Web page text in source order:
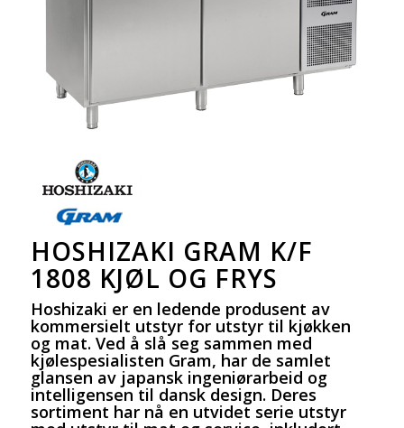
HOSHIZAKI GRAM K/F
1808 KJØL OG FRYS
Hoshizaki er en ledende produsent av
kommersielt utstyr for utstyr til kjøkken
og mat. Ved å slå seg sammen med
kjølespesialisten Gram, har de samlet
glansen av japansk ingeniørarbeid og
intelligensen til dansk design. Deres
sortiment har nå en utvidet serie utstyr